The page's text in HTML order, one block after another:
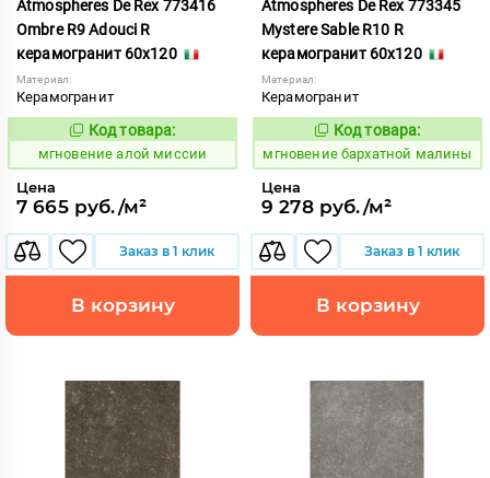
Atmospheres De Rex 773416
Ombre R9 Adouci R
керамогранит 60x120
Материал:
Керамогранит
937677
Код товара:
мгновение алой миссии
Цена
7 665 руб./м²
Заказ в 1 клик
В корзину
Atmospheres De Rex 773345
Mystere Sable R10 R
керамогранит 60x120
Материал:
Керамогранит
937921
Код товара:
мгновение бархатной малины
Цена
9 278 руб./м²
Заказ в 1 клик
В корзину